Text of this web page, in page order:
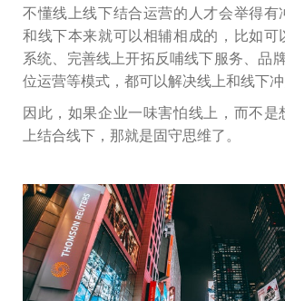
不懂线上线下结合运营的人才会举得有
和线下本来就可以相辅相成的，比如可
系统、完善线上开拓反哺线下服务、品
位运营等模式，都可以解决线上和线下冲
因此，如果企业一味害怕线上，而不是
上结合线下，那就是固守思维了。